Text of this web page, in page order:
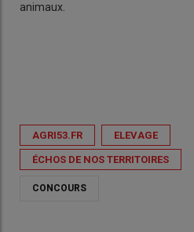
animaux.
AGRI53.FR ELEVAGE
ÉCHOS DE NOS TERRITOIRES
CONCOURS